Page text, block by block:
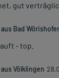
gut
Bad
- top.
Völklingen